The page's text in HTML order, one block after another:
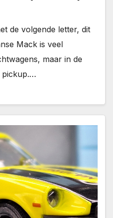
de volgende letter, dit
Mack is veel
maar in de
pickup.…